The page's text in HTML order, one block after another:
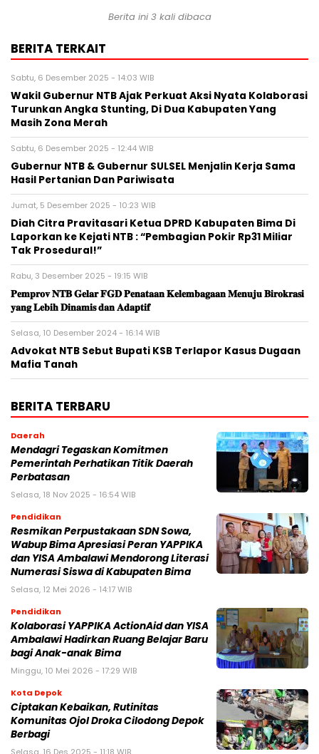
Berita ini 3 kali dibaca
BERITA TERKAIT
Sabtu, 6 Desember 2025 - 14:03 WIB
Wakil Gubernur NTB Ajak Perkuat Aksi Nyata Kolaborasi
Turunkan Angka Stunting, Di Dua Kabupaten Yang
Masih Zona Merah
Sabtu, 6 Desember 2025 - 12:44 WIB
Gubernur NTB & Gubernur SULSEL Menjalin Kerja Sama
Hasil Pertanian Dan Pariwisata
Jumat, 5 Desember 2025 - 10:23 WIB
Diah Citra Pravitasari Ketua DPRD Kabupaten Bima Di
Laporkan ke Kejati NTB : “Pembagian Pokir Rp31 Miliar
Tak Prosedural!”
Rabu, 3 Desember 2025 - 19:15 WIB
𝐏𝐞𝐦𝐩𝐫𝐨𝐯 𝐍𝐓𝐁 𝐆𝐞𝐥𝐚𝐫 𝐅𝐆𝐃 𝐏𝐞𝐧𝐚𝐭𝐚𝐚𝐧 𝐊𝐞𝐥𝐞𝐦𝐛𝐚𝐠𝐚𝐚𝐧 𝐌𝐞𝐧𝐮𝐣𝐮 𝐁𝐢𝐫𝐨𝐤𝐫𝐚𝐬𝐢
𝐲𝐚𝐧𝐠 𝐋𝐞𝐛𝐢𝐡 𝐃𝐢𝐧𝐚𝐦𝐢𝐬 𝐝𝐚𝐧 𝐀𝐝𝐚𝐩𝐭𝐢𝐟
Selasa, 10 Desember 2024 - 16:14 WIB
Advokat NTB Sebut Bupati KSB Terlapor Kasus Dugaan
Mafia Tanah
BERITA TERBARU
Daerah
Mendagri Tegaskan Komitmen
Pemerintah Perhatikan Titik Daerah
Perbatasan
Selasa, 18 Nov 2025 - 16:54 WIB
Pendidikan
Resmikan Perpustakaan SDN Sowa,
Wabup Bima Apresiasi Peran YAPPIKA
dan YISA Ambalawi Mendorong Literasi
Numerasi Siswa di Kabupaten Bima
Selasa, 12 Mei 2026 - 14:17 WIB
Pendidikan
Kolaborasi YAPPIKA ActionAid dan YISA
Ambalawi Hadirkan Ruang Belajar Baru
bagi Anak-anak Bima
Minggu, 10 Mei 2026 - 17:29 WIB
Kota Depok
Ciptakan Kebaikan, Rutinitas
Komunitas Ojol Droka Cilodong Depok
Berbagi